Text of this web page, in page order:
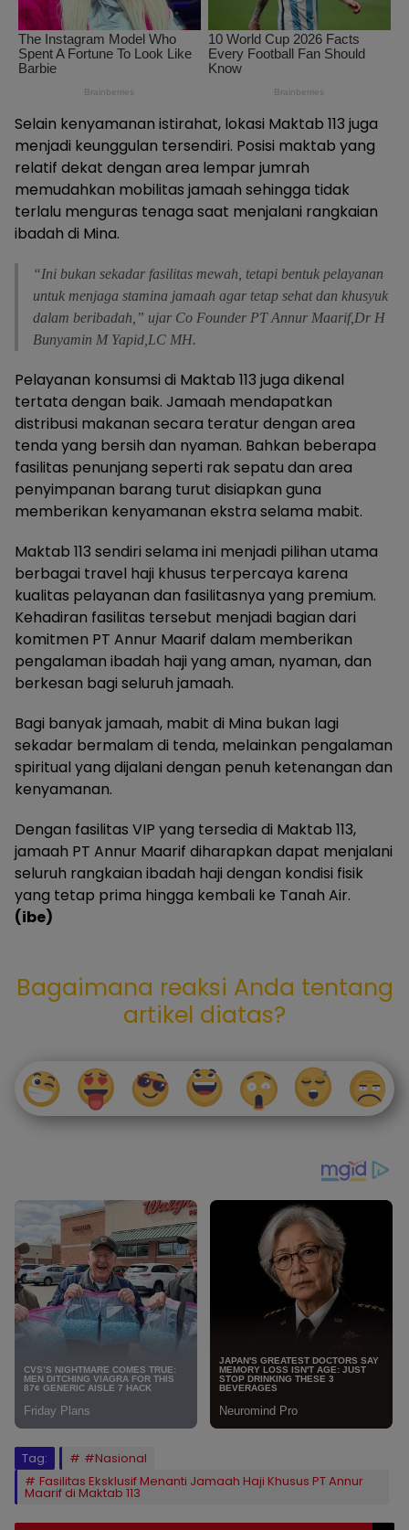
Selain kenyamanan istirahat, lokasi Maktab 113 juga
menjadi keunggulan tersendiri. Posisi maktab yang
relatif dekat dengan area lempar jumrah
memudahkan mobilitas jamaah sehingga tidak
terlalu menguras tenaga saat menjalani rangkaian
ibadah di Mina.
“Ini bukan sekadar fasilitas mewah, tetapi bentuk pelayanan
untuk menjaga stamina jamaah agar tetap sehat dan khusyuk
dalam beribadah,” ujar Co Founder PT Annur Maarif,Dr H
Bunyamin M Yapid,LC MH.
Pelayanan konsumsi di Maktab 113 juga dikenal
tertata dengan baik. Jamaah mendapatkan
distribusi makanan secara teratur dengan area
tenda yang bersih dan nyaman. Bahkan beberapa
fasilitas penunjang seperti rak sepatu dan area
penyimpanan barang turut disiapkan guna
memberikan kenyamanan ekstra selama mabit.
Maktab 113 sendiri selama ini menjadi pilihan utama
berbagai travel haji khusus terpercaya karena
kualitas pelayanan dan fasilitasnya yang premium.
Kehadiran fasilitas tersebut menjadi bagian dari
komitmen PT Annur Maarif dalam memberikan
pengalaman ibadah haji yang aman, nyaman, dan
berkesan bagi seluruh jamaah.
Bagi banyak jamaah, mabit di Mina bukan lagi
sekadar bermalam di tenda, melainkan pengalaman
spiritual yang dijalani dengan penuh ketenangan dan
kenyamanan.
Dengan fasilitas VIP yang tersedia di Maktab 113,
jamaah PT Annur Maarif diharapkan dapat menjalani
seluruh rangkaian ibadah haji dengan kondisi fisik
yang tetap prima hingga kembali ke Tanah Air.
(ibe)
Bagaimana reaksi Anda tentang
artikel diatas?
Tag:
#Nasional
Fasilitas Eksklusif Menanti Jamaah Haji Khusus PT Annur
Maarif di Maktab 113